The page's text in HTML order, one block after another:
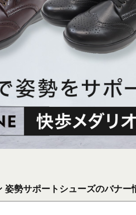
勢サポートシューズのバナー